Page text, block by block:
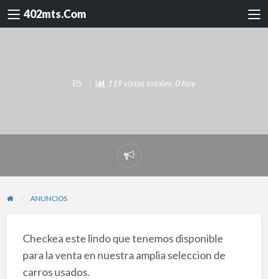
402mts.Com
119 vistas totales, 0 hoy
Reportar
problema
ANUNCIOS
Checkea este lindo que tenemos disponible
para la venta en nuestra amplia seleccion de
carros usados.